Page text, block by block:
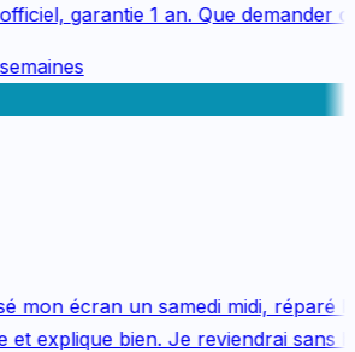
garantie 1 an. Que demander de
écran un samedi midi, réparé le
explique bien. Je reviendrai sans